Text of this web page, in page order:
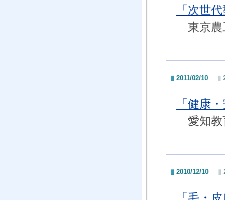
「次世
東京農
2011/02/10
「健康
愛知教
2010/12/10